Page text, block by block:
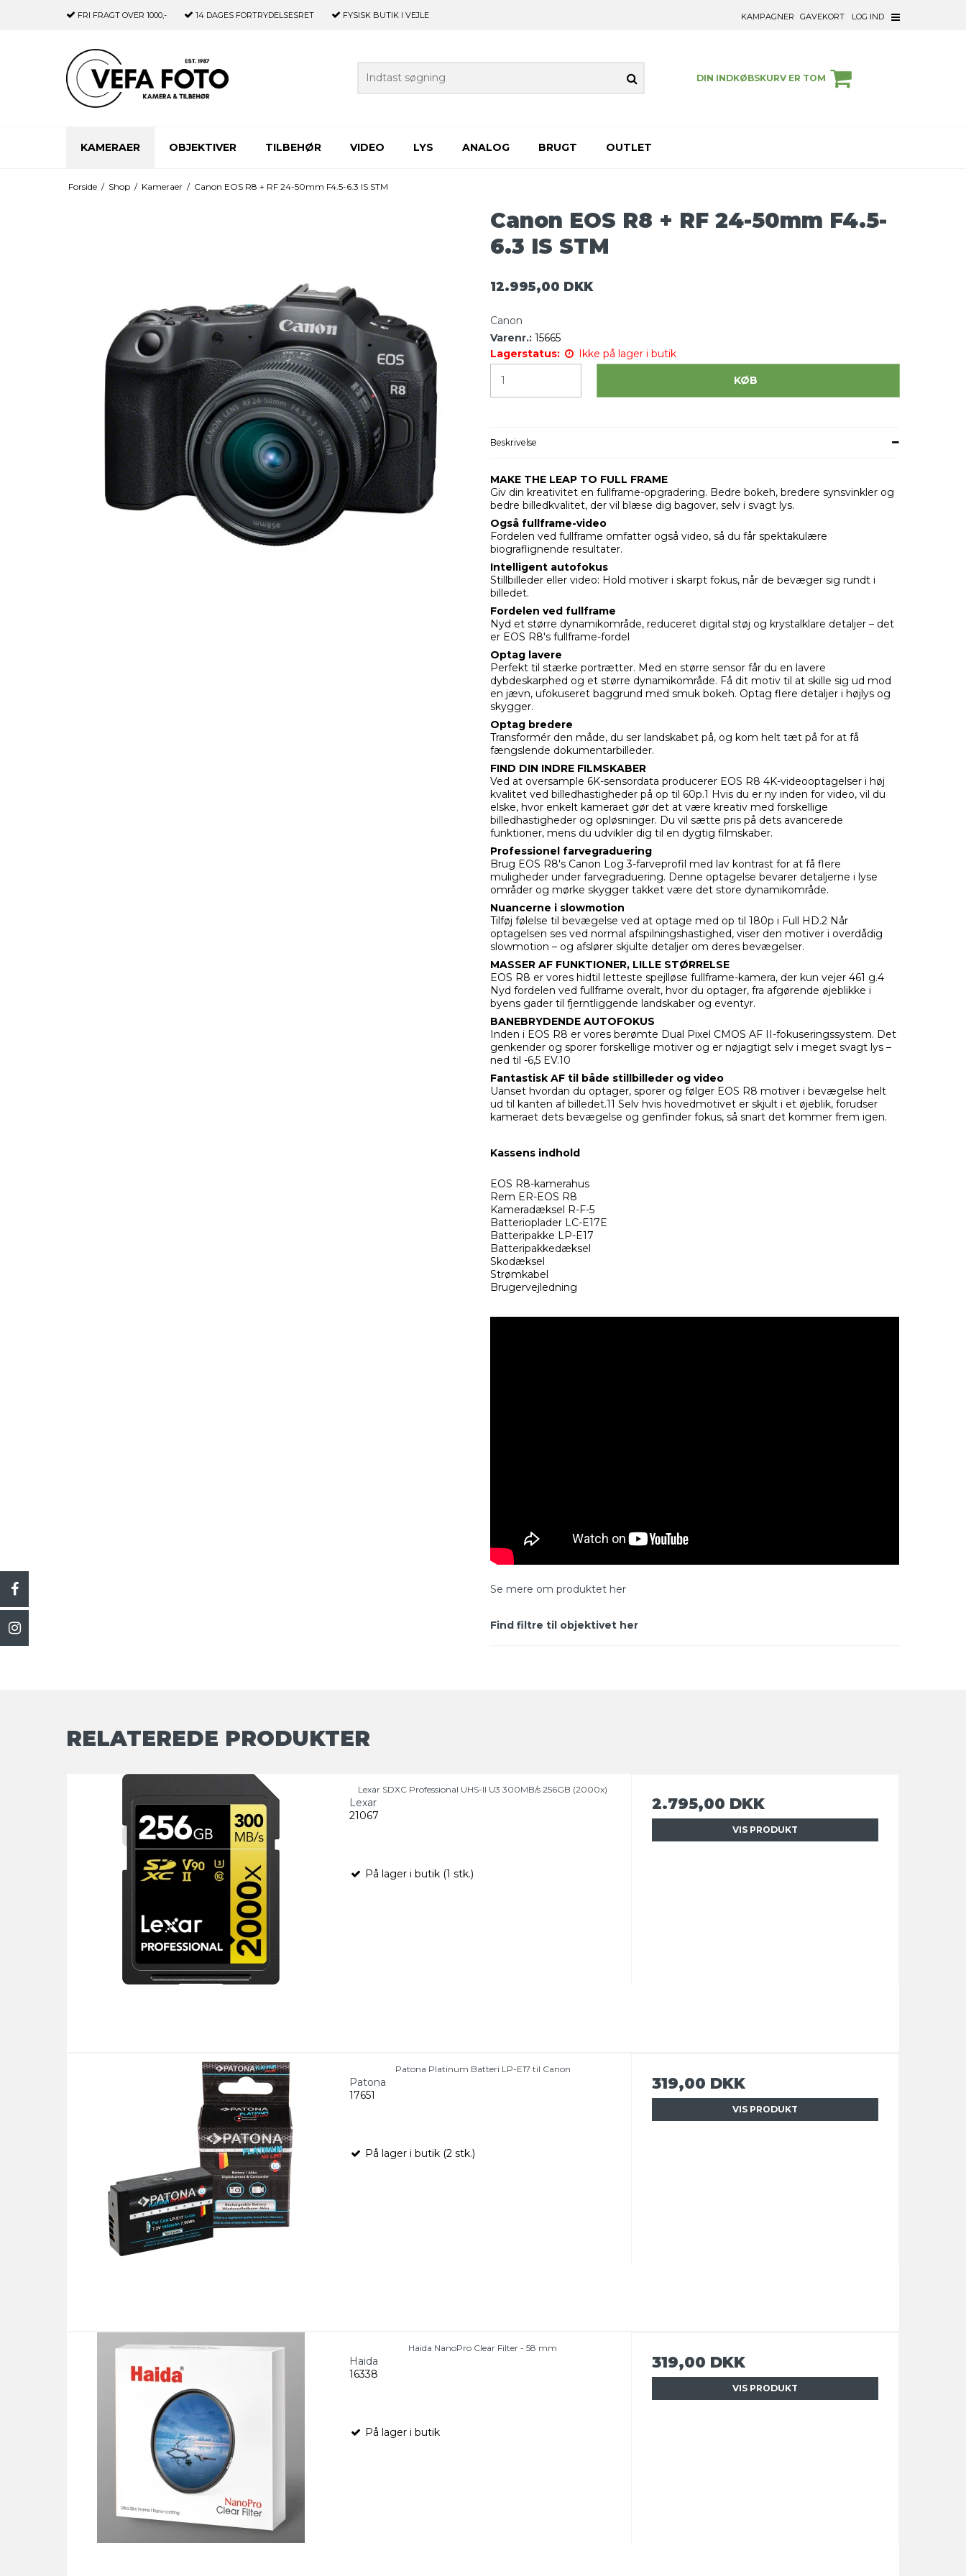
FRI FRAGT OVER 1000,- 14 DAGES FORTRYDELSESRET FYSISK BUTIK I VEJLE KAMPAGNER GAVEKORT LOG IND
DIN INDKØBSKURV ER TOM
KAMERAER OBJEKTIVER TILBEHØR VIDEO LYS ANALOG BRUGT OUTLET
Forside / Shop / Kameraer / Canon EOS R8 + RF 24-50mm F4.5-6.3 IS STM
Canon EOS R8 + RF 24-50mm F4.5-
6.3 IS STM
12.995,00 DKK
Canon
Varenr.: 15665
Lagerstatus:
Ikke på lager i butik
KØB
Beskrivelse
MAKE THE LEAP TO FULL FRAME
Giv din kreativitet en fullframe-opgradering. Bedre bokeh, bredere synsvinkler og
bedre billedkvalitet, der vil blæse dig bagover, selv i svagt lys.
Også fullframe-video
Fordelen ved fullframe omfatter også video, så du får spektakulære
biograflignende resultater.
Intelligent autofokus
Stillbilleder eller video: Hold motiver i skarpt fokus, når de bevæger sig rundt i
billedet.
Fordelen ved fullframe
Nyd et større dynamikområde, reduceret digital støj og krystalklare detaljer – det
er EOS R8's fullframe-fordel
Optag lavere
Perfekt til stærke portrætter. Med en større sensor får du en lavere
dybdeskarphed og et større dynamikområde. Få dit motiv til at skille sig ud mod
en jævn, ufokuseret baggrund med smuk bokeh. Optag flere detaljer i højlys og
skygger.
Optag bredere
Transformér den måde, du ser landskabet på, og kom helt tæt på for at få
fængslende dokumentarbilleder.
FIND DIN INDRE FILMSKABER
Ved at oversample 6K-sensordata producerer EOS R8 4K-videooptagelser i høj
kvalitet ved billedhastigheder på op til 60p.1 Hvis du er ny inden for video, vil du
elske, hvor enkelt kameraet gør det at være kreativ med forskellige
billedhastigheder og opløsninger. Du vil sætte pris på dets avancerede
funktioner, mens du udvikler dig til en dygtig filmskaber.
Professionel farvegraduering
Brug EOS R8's Canon Log 3-farveprofil med lav kontrast for at få flere
muligheder under farvegraduering. Denne optagelse bevarer detaljerne i lyse
områder og mørke skygger takket være det store dynamikområde.
Nuancerne i slowmotion
Tilføj følelse til bevægelse ved at optage med op til 180p i Full HD.2 Når
optagelsen ses ved normal afspilningshastighed, viser den motiver i overdådig
slowmotion – og afslører skjulte detaljer om deres bevægelser.
MASSER AF FUNKTIONER, LILLE STØRRELSE
EOS R8 er vores hidtil letteste spejlløse fullframe-kamera, der kun vejer 461 g.4
Nyd fordelen ved fullframe overalt, hvor du optager, fra afgørende øjeblikke i
byens gader til fjerntliggende landskaber og eventyr.
BANEBRYDENDE AUTOFOKUS
Inden i EOS R8 er vores berømte Dual Pixel CMOS AF II-fokuseringssystem. Det
genkender og sporer forskellige motiver og er nøjagtigt selv i meget svagt lys –
ned til -6,5 EV.10
Fantastisk AF til både stillbilleder og video
Uanset hvordan du optager, sporer og følger EOS R8 motiver i bevægelse helt
ud til kanten af billedet.11 Selv hvis hovedmotivet er skjult i et øjeblik, forudser
kameraet dets bevægelse og genfinder fokus, så snart det kommer frem igen.
Kassens indhold
EOS R8-kamerahus
Rem ER-EOS R8
Kameradæksel R-F-5
Batterioplader LC-E17E
Batteripakke LP-E17
Batteripakkedæksel
Skodæksel
Strømkabel
Brugervejledning
Se mere om produktet her
Find filtre til objektivet her
RELATEREDE PRODUKTER
Lexar SDXC Professional UHS-II U3 300MB/s 256GB (2000x)
Lexar
21067
På lager i butik (1 stk.)
2.795,00 DKK
VIS PRODUKT
Patona Platinum Batteri LP-E17 til Canon
Patona
17651
På lager i butik (2 stk.)
319,00 DKK
VIS PRODUKT
Haida NanoPro Clear Filter - 58 mm
Haida
16338
På lager i butik
319,00 DKK
VIS PRODUKT